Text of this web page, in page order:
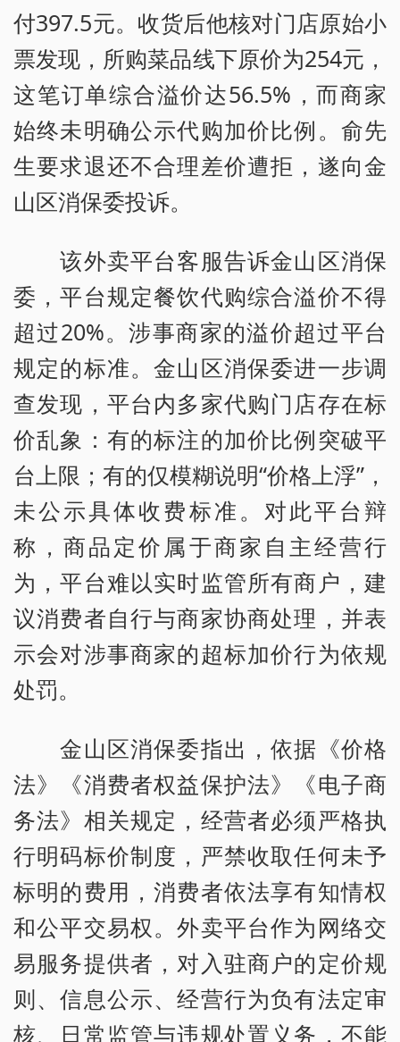
付397.5元。收货后他核对门店原始小
票发现，所购菜品线下原价为254元，
这笔订单综合溢价达56.5%，而商家
始终未明确公示代购加价比例。俞先
生要求退还不合理差价遭拒，遂向金
山区消保委投诉。
该外卖平台客服告诉金山区消保
委，平台规定餐饮代购综合溢价不得
超过20%。涉事商家的溢价超过平台
规定的标准。金山区消保委进一步调
查发现，平台内多家代购门店存在标
价乱象：有的标注的加价比例突破平
台上限；有的仅模糊说明“价格上浮”，
未公示具体收费标准。对此平台辩
称，商品定价属于商家自主经营行
为，平台难以实时监管所有商户，建
议消费者自行与商家协商处理，并表
示会对涉事商家的超标加价行为依规
处罚。
金山区消保委指出，依据《价格
法》《消费者权益保护法》《电子商
务法》相关规定，经营者必须严格执
行明码标价制度，严禁收取任何未予
标明的费用，消费者依法享有知情权
和公平交易权。外卖平台作为网络交
易服务提供者，对入驻商户的定价规
则、信息公示、经营行为负有法定审
核、日常监管与违规处置义务，不能